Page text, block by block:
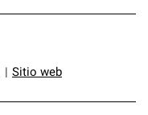
Sitio web